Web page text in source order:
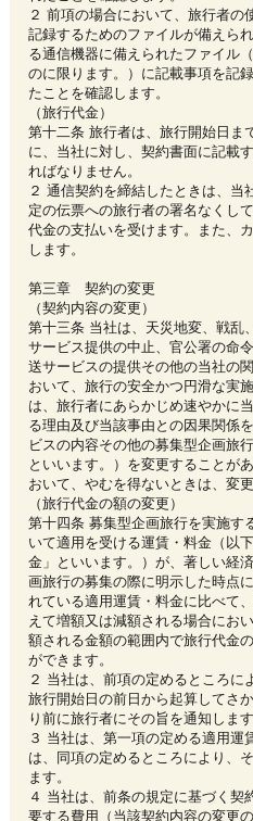
２ 前項の場合において、旅行者
記録するためのファイルが備えら
る通信機器に備えられたファイル
のに限ります。）に記載事項を記
たことを確認します。
（旅行代金）
第十二条 旅行者は、旅行開始日ま
に、当社に対し、契約書面に記載
ればなりません。
２ 通信契約を締結したときは、
定の伝票への旅行者の署名なくし
代金の支払いを受けます。また、
します。
第三章 契約の変更
（契約内容の変更）
第十三条 当社は、天災地変、戦乱
サービス提供の中止、官公署の命
送サービスの提供その他の当社の
おいて、旅行の安全かつ円滑な実
は、旅行者にあらかじめ速やかに
る理由及び当該事由との因果関係
ビスの内容その他の募集型企画旅
といいます。）を変更することが
おいて、やむを得ないときは、変
（旅行代金の額の変更）
第十四条 募集型企画旅行を実施す
いて適用を受ける運賃・料金（以
金」といいます。）が、著しい経
画旅行の募集の際に明示した時点
れている適用運賃・料金に比べて
えて増額又は減額される場合にお
額される金額の範囲内で旅行代金
ができます。
２ 当社は、前項の定めるところに
旅行開始日の前日から起算してさ
り前に旅行者にその旨を通知します
３ 当社は、第一項の定める適用運
は、同項の定めるところにより、
ます。
４ 当社は、前条の規定に基づく
要する費用（当該契約内容の変更